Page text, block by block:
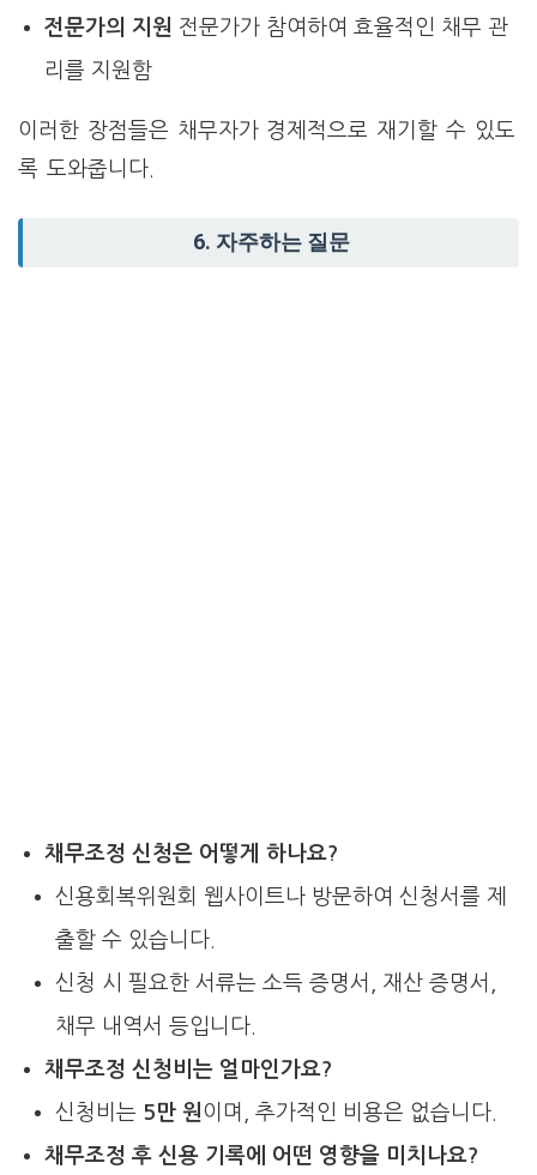
전문가의 지원 전문가가 참여하여 효율적인 채무 관
리를 지원함
이러한 장점들은 채무자가 경제적으로 재기할 수 있도
록 도와줍니다.
6. 자주하는 질문
채무조정 신청은 어떻게 하나요?
신용회복위원회 웹사이트나 방문하여 신청서를 제
출할 수 있습니다.
신청 시 필요한 서류는 소득 증명서, 재산 증명서,
채무 내역서 등입니다.
채무조정 신청비는 얼마인가요?
신청비는 5만 원 이며, 추가적인 비용은 없습니다.
채무조정 후 신용 기록에 어떤 영향을 미치나요?